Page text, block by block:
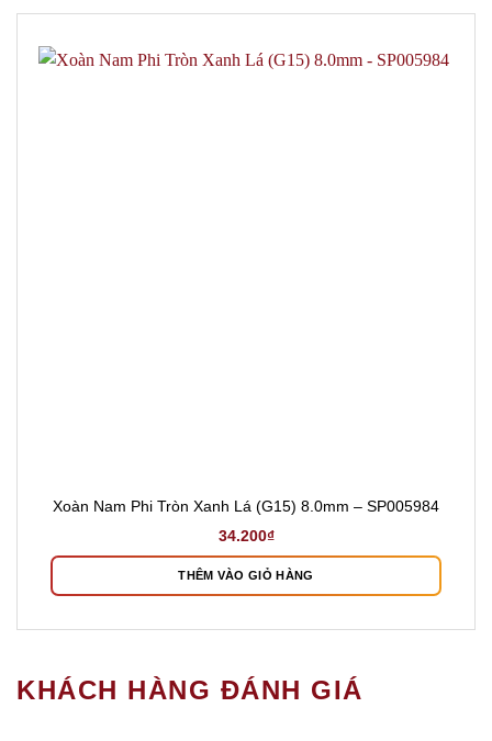
Xoàn Nam Phi Tròn Xanh Lá (G15) 8.0mm – SP005984
34.200₫
THÊM VÀO GIỎ HÀNG
KHÁCH HÀNG ĐÁNH GIÁ